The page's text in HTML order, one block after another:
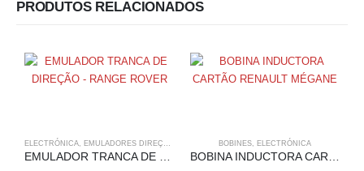
PRODUTOS RELACIONADOS
ELECTRÓNICA EMULADORES DIREÇÃO RANGE ROVERBOBINES ELECTRÓNICA